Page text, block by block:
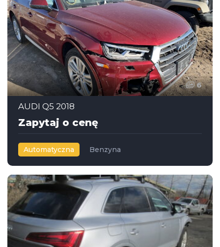
6
AUDI Q5 2018
Zapytaj o cenę
Automatyczna Benzyna